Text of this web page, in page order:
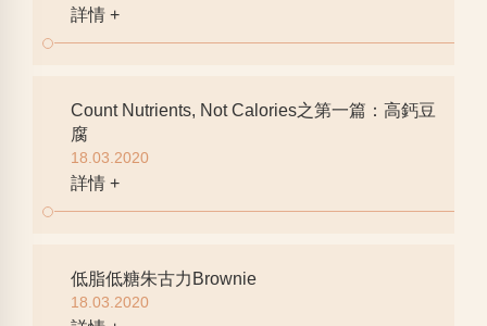
詳情 +
Count Nutrients, Not Calories之第一篇：高鈣豆
腐
18.03.2020
詳情 +
低脂低糖朱古力Brownie
18.03.2020